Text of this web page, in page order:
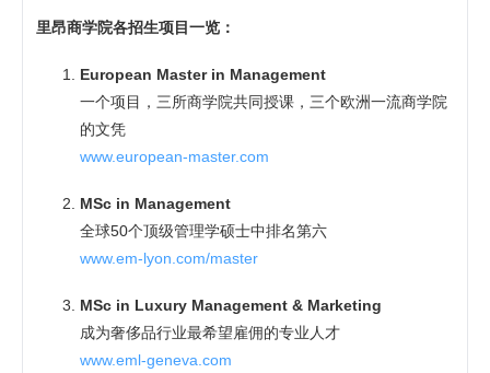
里昂商学院各招生项目一览：
European Master in Management
一个项目，三所商学院共同授课，三个欧洲一流商学院
的文凭
www.european-master.com
MSc in Management
全球50个顶级管理学硕士中排名第六
www.em-lyon.com/master
MSc in Luxury Management & Marketing
成为奢侈品行业最希望雇佣的专业人才
www.eml-geneva.com